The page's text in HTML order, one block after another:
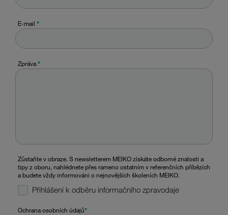
E-mail *
Zpráva*
Zůstaňte v obraze. S newsletterem MEIKO získáte odborné znalosti a
tipy z oboru, nahlédnete přes rameno ostatním v referenčních příbězích
a budete vždy informováni o nejnovějších školeních MEIKO.
Přihlášení k odběru informačního zpravodaje
Ochrana osobních údajů*